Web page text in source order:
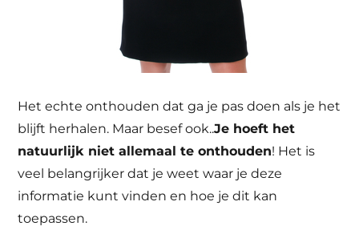
Het echte onthouden dat ga je pas doen als je het
blijft herhalen. Maar besef ook..Je hoeft het
natuurlijk niet allemaal te onthouden! Het is
veel belangrijker dat je weet waar je deze
informatie kunt vinden en hoe je dit kan
toepassen.